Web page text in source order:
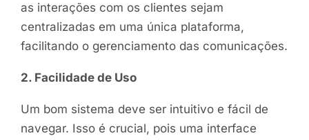
as interações com os clientes sejam
centralizadas em uma única plataforma,
facilitando o gerenciamento das comunicações.
2. Facilidade de Uso
Um bom sistema deve ser intuitivo e fácil de
navegar. Isso é crucial, pois uma interface